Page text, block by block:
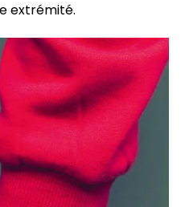
extrémité.